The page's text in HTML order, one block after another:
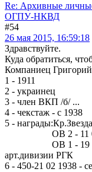
Re: Архивные
ОГПУ-НКВД
#54
26 мая 2015, 16:59:18
Здравствуйте.
Куда обратиться,
Компаниец
1 - 1911
2 - украинец
3 - член ВКП /б/ ...
4 - чекстаж - с 1938
5 -
ОВ 2 - 11 06
ОВ 1 - 19 09
арт.дивизии РГК
6 - 450-21 02 1938 -